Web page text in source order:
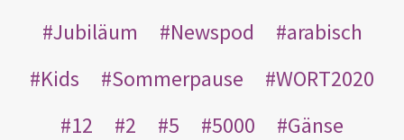
Jubiläum
Newspod
arabisch
Kids
Sommerpause
WORT2020
12
2 5 5000
Gänse